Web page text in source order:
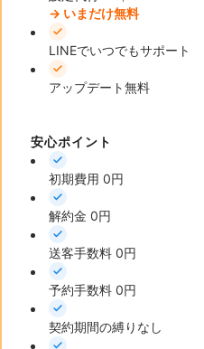
→ いまだけ無料
LINEでいつでもサポート
アップデート無料
安心ポイント
初期費用 0円
解約金 0円
送客手数料 0円
予約手数料 0円
契約期間の縛りなし